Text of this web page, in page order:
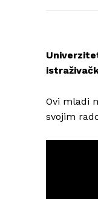
Ovi mladi
svojim